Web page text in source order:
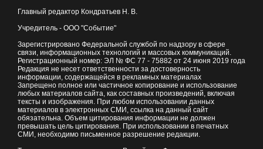
Главный редактор Кондратьев Н. В.
Учредитель - ООО "Событие"
Зарегистрировано Федеральной службой по надзору в сфере
связи, информационных технологий и массовых коммуникаций.
Регистрационный номер: ЭЛ № ФС 77 - 75882 от 24 июня 2019 года
Редакция не несет ответственности за достоверность
информации, содержащейся в рекламных материалах
Запрещено полное или частичное копирование и использование
любых материалов сайта, как составных произведений, включая
тексты и изображения. При любом использовании данных
материалов в электронных СМИ, ссылка на данный сайт
обязательна. Объем цитирования информации не должен
превышать цель цитирования. При использовании в печатных
СМИ, необходимо письменное разрешение редакции.